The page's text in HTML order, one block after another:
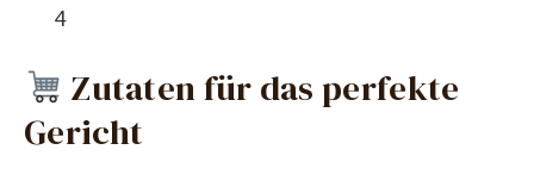
4
Zutaten für das perfekte
Gericht